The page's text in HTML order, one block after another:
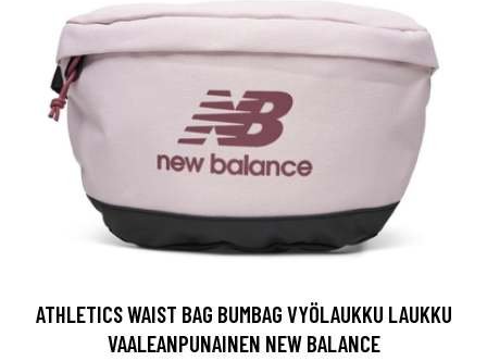
ATHLETICS WAIST BAG BUMBAG VYÖLAUKKU LAUKKU
VAALEANPUNAINEN NEW BALANCE